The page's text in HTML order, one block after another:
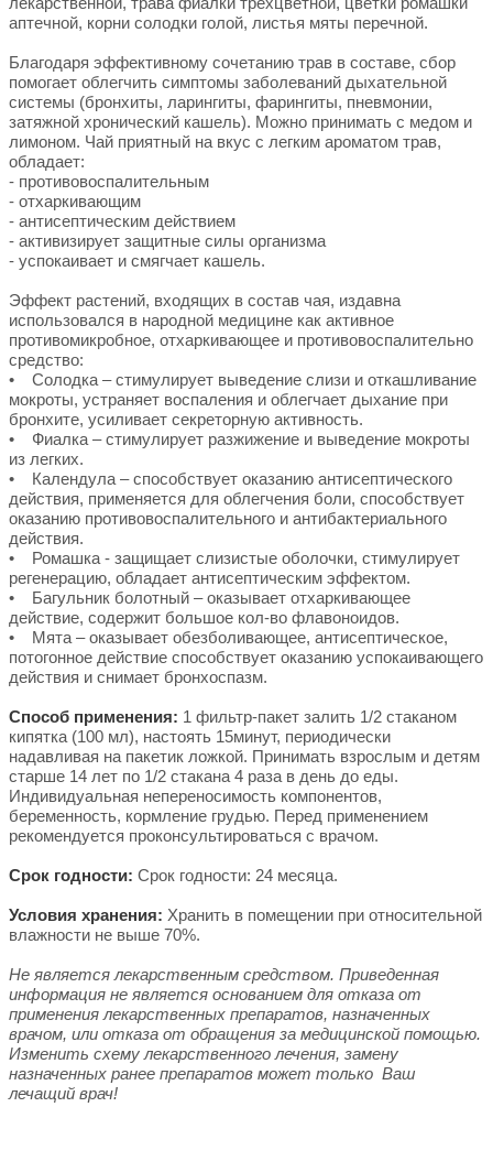
аптечной, корни солодки голой, листья мяты перечной.
Благодаря эффективному сочетанию трав в составе, сбор
помогает облегчить симптомы заболеваний дыхательной
системы (бронхиты, ларингиты, фарингиты, пневмонии,
затяжной хронический кашель). Можно принимать с медом и
лимоном. Чай приятный на вкус с легким ароматом трав,
обладает:
- противовоспалительным
- отхаркивающим
- антисептическим действием
- активизирует защитные силы организма
- успокаивает и смягчает кашель.
Эффект растений, входящих в состав чая, издавна
использовался в народной медицине как активное
противомикробное, отхаркивающее и противовоспалительно
средство:
• Солодка – стимулирует выведение слизи и откашливание
мокроты, устраняет воспаления и облегчает дыхание при
бронхите, усиливает секреторную активность.
• Фиалка – стимулирует разжижение и выведение мокроты
из легких.
• Календула – способствует оказанию антисептического
действия, применяется для облегчения боли, способствует
оказанию противовоспалительного и антибактериального
действия.
• Ромашка - защищает слизистые оболочки, стимулирует
регенерацию, обладает антисептическим эффектом.
• Багульник болотный – оказывает отхаркивающее
действие, содержит большое кол-во флавоноидов.
• Мята – оказывает обезболивающее, антисептическое,
потогонное действие способствует оказанию успокаивающего
действия и снимает бронхоспазм.
Способ применения: 1 фильтр-пакет залить 1/2 стаканом
кипятка (100 мл), настоять 15минут, периодически
надавливая на пакетик ложкой. Принимать взрослым и детям
старше 14 лет по 1/2 стакана 4 раза в день до еды.
Индивидуальная непереносимость компонентов,
беременность, кормление грудью. Перед применением
рекомендуется проконсультироваться с врачом.
Срок годности: Срок годности: 24 месяца.
Условия хранения: Хранить в помещении при относительной
влажности не выше 70%.
Не является лекарственным средством. Приведенная
информация не является основанием для отказа от
применения лекарственных препаратов, назначенных
врачом, или отказа от обращения за медицинской помощью.
Изменить схему лекарственного лечения, замену
назначенных ранее препаратов может только Ваш
лечащий врач!